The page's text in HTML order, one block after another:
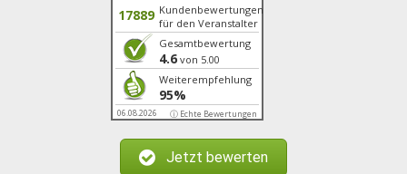
17889 Kundenbewertungen
für den Veranstalter
Gesamtbewertung
4.6 von 5.00
Weiterempfehlung
95%
06.08.2026 ⓘ Echte Bewertungen
Jetzt bewerten